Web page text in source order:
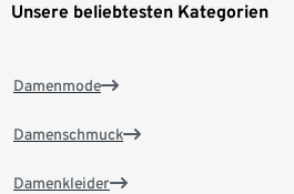
Unsere beliebtesten Kategorien
Damenmode
Damenschmuck
Damenkleider